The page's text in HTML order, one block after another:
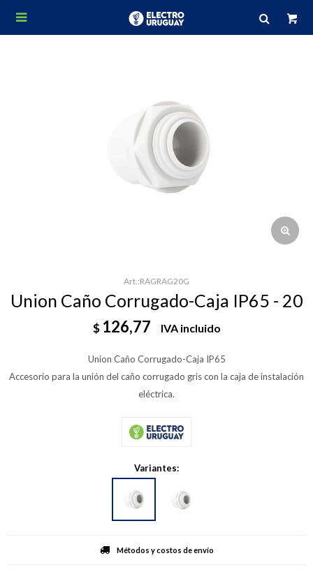

RAGRAG20G
Union Caño Corrugado-Caja IP65 - 20
$ 126,77 IVA incluido
Union Caño Corrugado-Caja IP65
Accesorio para la unión del caño corrugado gris con la caja de instalación
eléctrica.
Variantes:
Métodos y costos de envío